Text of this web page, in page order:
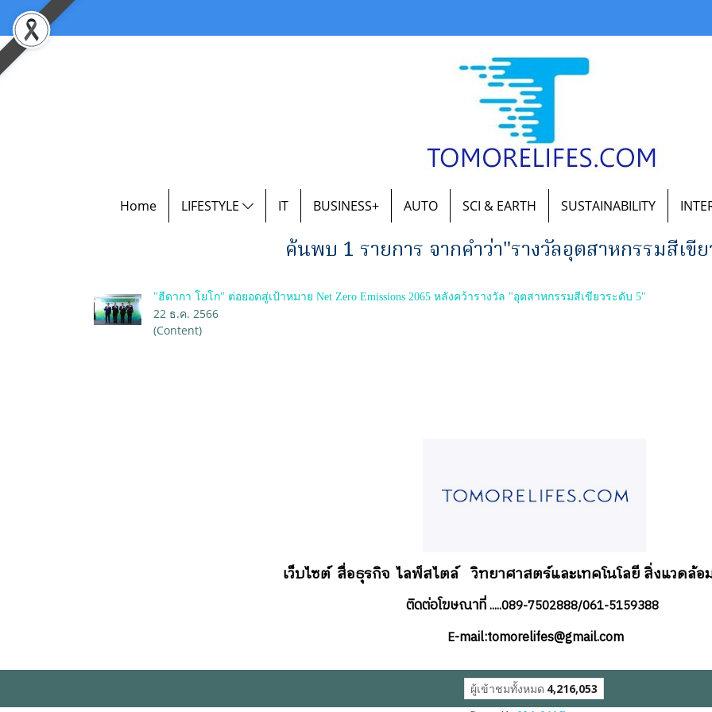
Home LIFESTYLE IT BUSINESS+ AUTO SCI & EARTH SUSTAINABILITY
ค้นพบ 1 รายการ จากคำว่า"รางวัลอุตสาหกรรมสีเขี
"ฮีดากา โยโก" ต่อยอดสู่เป้าหมาย Net Zero Emissions 2065 หลังคว้ารางวัล "อุตสาหกรรมสีเขียวระดับ 5"
22 ธ.ค. 2566
(Content)
เว็บไซต์ สื่อธุรกิจไลฟ์สไตล์ วิทยาศาสตร์และเทคโนโลยี สิ่งแวดล้
ติดต่อโฆษณาที่.....089-7502888/061-5159388
E-mail:tomorelifes@gmail.com
ผู้เข้าชมทั้งหมด 4,216,053